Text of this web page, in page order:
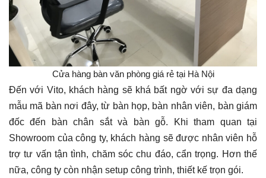
Cửa hàng bàn văn phòng giá rẻ tại Hà Nội
Đến với Vito, khách hàng sẽ khá bất ngờ với sự đa dạng
mẫu mã bàn nơi đây, từ bàn họp, bàn nhân viên, bàn giám
đốc đến bàn chân sắt và bàn gỗ. Khi tham quan tại
Showroom của công ty, khách hàng sẽ được nhân viên hỗ
trợ tư vấn tận tình, chăm sóc chu đáo, cẩn trọng. Hơn thế
nữa, công ty còn nhận setup công trình, thiết kế trọn gói.